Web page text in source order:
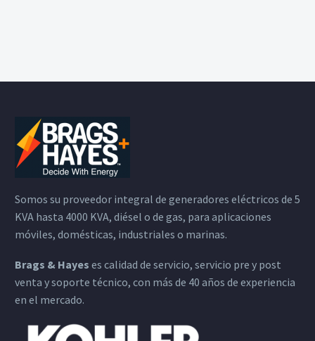
Somos su proveedor integral de generadores eléctricos de 5
KVA hasta 4000 KVA, diésel o de gas, para aplicaciones
móviles, domésticas, industriales o marinas.
Brags & Hayes es calidad de servicio, servicio pre y post
venta y soporte técnico, con más de 40 años de experiencia
en el mercado.